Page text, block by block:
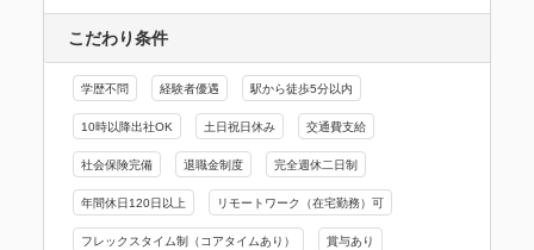
こだわり条件
学歴不問 経験者優遇 駅から徒歩5分以内
10時以降出社OK 土日祝日休み 交通費支給
社会保険完備 退職金制度 完全週休二日制
年間休日120日以上 リモートワーク（在宅勤務）可
フレックスタイム制（コアタイムあり） 賞与あり